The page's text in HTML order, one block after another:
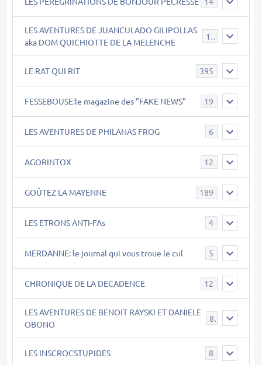
LES AVENTURES DE JUANCULADO GILIPOLLAS
aka DOM QUICHIOTTE DE LA MELENCHE
119
LE RAT QUI RIT 395
FESSEBOUSE:le magazine des "FAKE NEWS" 19
LES AVENTURES DE PHILANAS FROG 6
AGORINTOX 12
GOÛTEZ LA MAYENNE 189
LES ETRONS ANTI-FAs 4
MERDANNE: le journal qui vous troue le cul 5
CHRONIQUE DE LA DECADENCE 12
LES AVENTURES DE BENOIT RAYSKI ET DANIELE
OBONO
8
LES INSCROCSTUPIDES 8